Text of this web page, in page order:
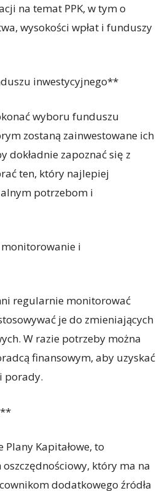
na temat PPK, w tym o
wysokości wpłat i funduszy
inwestycyjnego**
wyboru funduszu
zostaną zainwestowane ich
dokładnie zapoznać się z
ten, który najlepiej
potrzebom i
i
regularnie monitorować
je do zmieniających
W razie potrzeby można
finansowym, aby uzyskać
porady.
Plany Kapitałowe, to
który ma na
dodatkowego źródła